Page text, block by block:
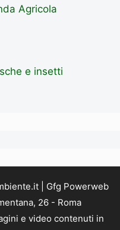
Agricola
e insetti
| Gfg Powerweb
26 - Roma
e video contenuti in